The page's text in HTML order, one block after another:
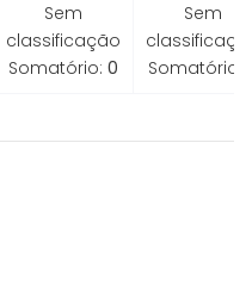
Sem
classificação
Somatório: 0
Sem
Somatório: